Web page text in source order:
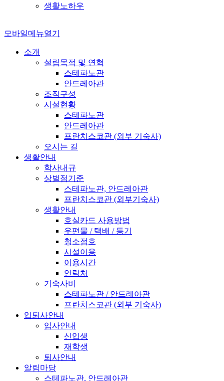
생활노하우
모바일메뉴열기
소개
설립목적 및 연혁
스테파노관
안드레아관
조직구성
시설현황
스테파노관
안드레아관
프란치스코관 (외부 기숙사)
오시는 길
생활안내
학사내규
상벌점기준
스테파노관, 안드레아관
프란치스코관 (외부기숙사)
생활안내
호실카드 사용방법
우편물 / 택배 / 등기
청소점호
시설이용
이용시간
연락처
기숙사비
스테파노관 / 안드레아관
프란치스코관 (외부 기숙사)
입퇴사안내
입사안내
신입생
재학생
퇴사안내
알림마당
스테파노관, 안드레아관